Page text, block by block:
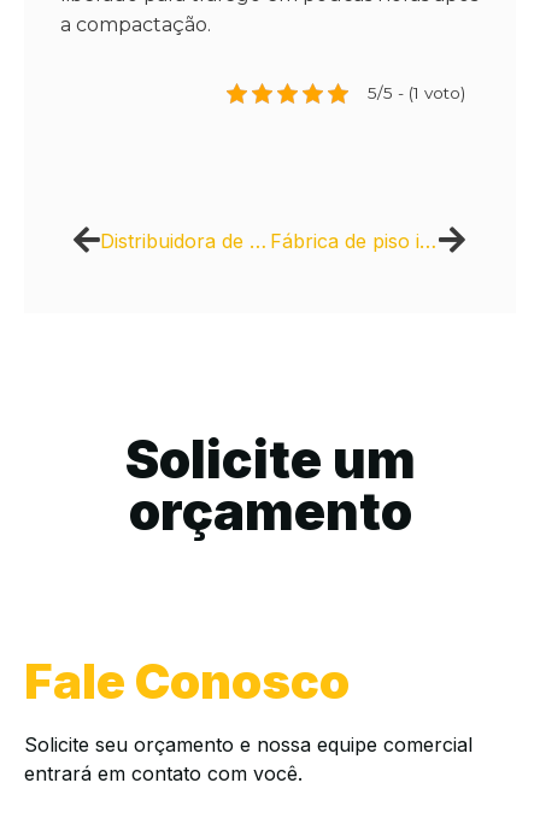
a compactação.
5/5 - (1 voto)
Distribuidora de concreto usinado para grandes obras Fábrica de piso intertravado de concreto
Solicite um
orçamento
Fale Conosco
Solicite seu orçamento e nossa equipe comercial
entrará em contato com você.